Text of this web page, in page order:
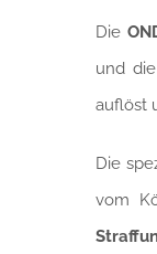
Die
und
auflöst
Die
vom